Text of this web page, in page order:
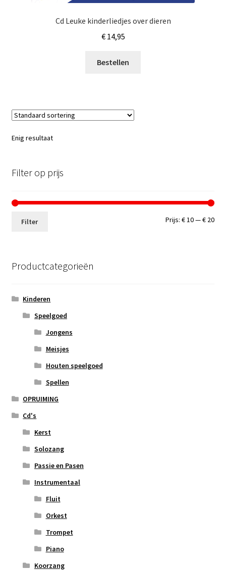
Cd Leuke kinderliedjes over dieren
€14,95
Bestellen
Enig resultaat
Filter op prijs
Min.
Filter Prijs:€ 10—€ 20
Productcategorieën
Kinderen
Speelgoed
Jongens
Meisjes
Houten speelgoed
Spellen
OPRUIMING
Cd's
Kerst
Solozang
Passie en Pasen
Instrumentaal
Fluit
Orkest
Trompet
Piano
Koorzang